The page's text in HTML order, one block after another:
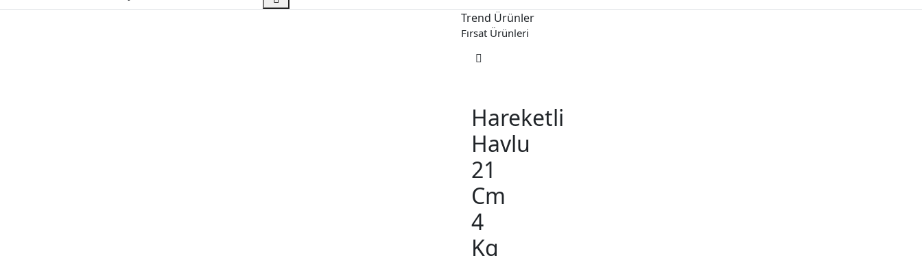
Trend Ürünler
Fırsat Ürünleri
Hareketli
Havlu
21
Cm
4
Kg